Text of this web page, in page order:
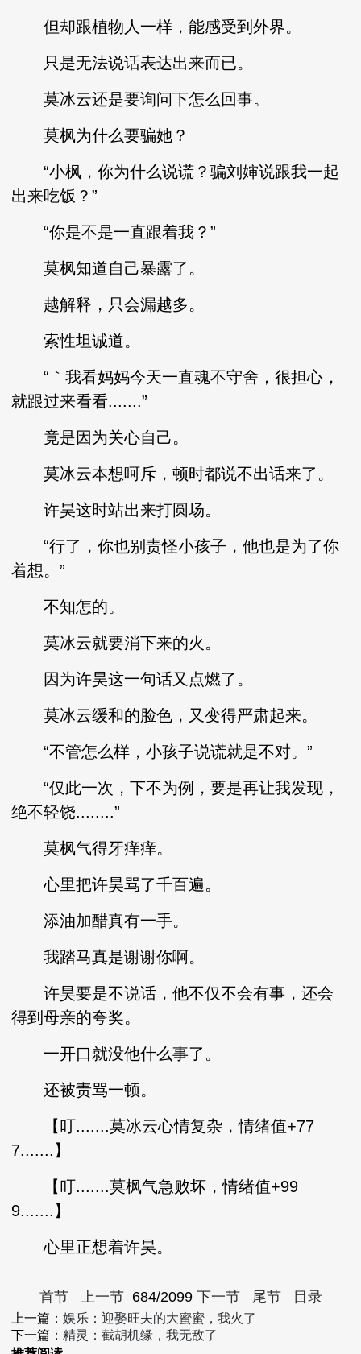
但却跟植物人一样，能感受到外界。
只是无法说话表达出来而已。
莫冰云还是要询问下怎么回事。
莫枫为什么要骗她？
“小枫，你为什么说谎？骗刘婶说跟我一起
出来吃饭？”
“你是不是一直跟着我？”
莫枫知道自己暴露了。
越解释，只会漏越多。
索性坦诚道。
“｀我看妈妈今天一直魂不守舍，很担心，
就跟过来看看.......”
竟是因为关心自己。
莫冰云本想呵斥，顿时都说不出话来了。
许昊这时站出来打圆场。
“行了，你也别责怪小孩子，他也是为了你
着想。”
不知怎的。
莫冰云就要消下来的火。
因为许昊这一句话又点燃了。
莫冰云缓和的脸色，又变得严肃起来。
“不管怎么样，小孩子说谎就是不对。”
“仅此一次，下不为例，要是再让我发现，
绝不轻饶........”
莫枫气得牙痒痒。
心里把许昊骂了千百遍。
添油加醋真有一手。
我踏马真是谢谢你啊。
许昊要是不说话，他不仅不会有事，还会
得到母亲的夸奖。
一开口就没他什么事了。
还被责骂一顿。
【叮.......莫冰云心情复杂，情绪值+77
7.......】
【叮.......莫枫气急败坏，情绪值+99
9.......】
心里正想着许昊。
首节 上一节 684/2099 下一节 尾节 目录
上一篇：娱乐：迎娶旺夫的大蜜蜜，我火了
下一篇：精灵：截胡机缘，我无敌了